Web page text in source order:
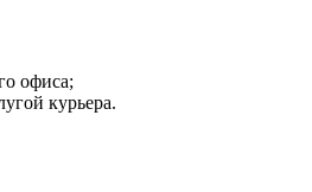
офиса;
курьера.